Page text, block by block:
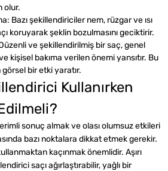
olur.
Bazı şekillendiriciler nem, rüzgar ve ısı
koruyarak şeklin bozulmasını geciktirir.
ve şekillendirilmiş bir saç, genel
kişisel bakıma verilen önemi yansıtır. Bu
bir etki yaratır.
Kullanırken
sonuç almak ve olası olumsuz etkileri
bazı noktalara dikkat etmek gerekir.
kaçınmak önemlidir. Aşırı
saçı ağırlaştırabilir, yağlı bir